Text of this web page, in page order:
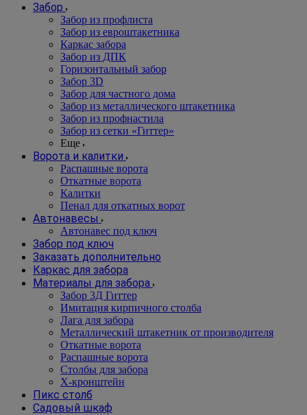
Забор
Забор из профлиста
Забор из евроштакетника
Каркас забора
Забор из ДПК
Горизонтальный забор
Забор 3D
Забор для частного дома
Забор из металлического штакетника
Забор из профнастила
Забор из сетки «Гиттер»
Еще
Ворота и калитки
Распашные ворота
Откатные ворота
Калитки
Пенал для откатных ворот
Автонавесы
Автонавес под ключ
Забор под ключ
Заказать дополнительно
Каркас для забора
Материалы для забора
Забор 3Д Гиттер
Имитация кирпичного столба
Лага для забора
Металлический штакетник от производителя
Откатные ворота
Распашные ворота
Столбы для забора
Х-кронштейн
Пикс столб
Садовый шкаф